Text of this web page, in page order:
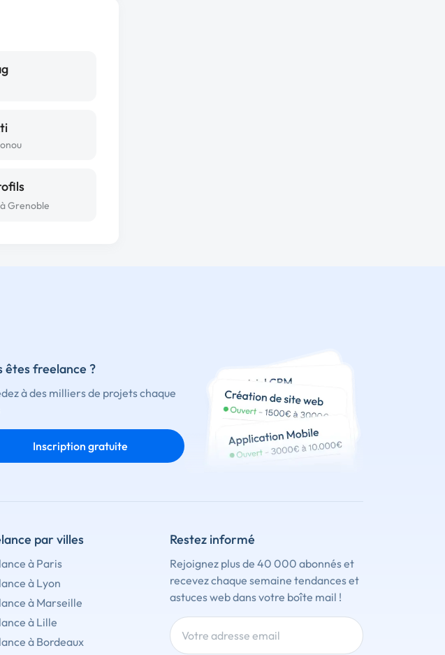
Grenoble
êtes freelance ?
à des milliers de projets chaque
Inscription gratuite
par villes
à Paris
à Lyon
à Marseille
à Lille
à Bordeaux
Restez informé
Rejoignez plus de 40 000 abonnés et
recevez chaque semaine tendances et
astuces web dans votre boîte mail !